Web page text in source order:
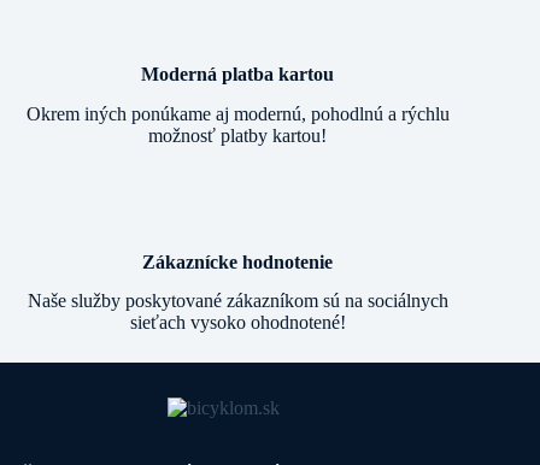
Moderná platba kartou
Okrem iných ponúkame aj modernú, pohodlnú a rýchlu
možnosť platby kartou!
Zákaznícke hodnotenie
Naše služby poskytované zákazníkom sú na sociálnych
sieťach vysoko ohodnotené!